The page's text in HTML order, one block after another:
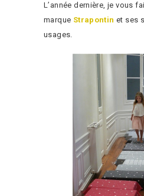
L’année dernière, je vous
marque Strapontin et ses
usages.